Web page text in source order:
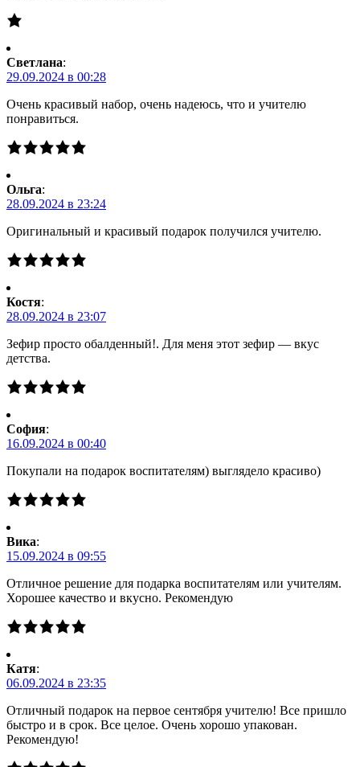
Светлана:
29.09.2024 в 00:28
Очень красивый набор, очень надеюсь, что и учителю
понравиться.
Ольга:
28.09.2024 в 23:24
Оригинальный и красивый подарок получился учителю.
Костя:
28.09.2024 в 23:07
Зефир просто обалденный!. Для меня этот зефир — вкус
детства.
Cофия:
16.09.2024 в 00:40
Покупали на подарок воспитателям) выглядело красиво)
Вика:
15.09.2024 в 09:55
Отличное решение для подарка воспитателям или учителям.
Хорошее качество и вкусно. Рекомендую
Катя:
06.09.2024 в 23:35
Отличный подарок на первое сентября учителю! Все пришло
быстро и в срок. Все целое. Очень хорошо упакован.
Рекомендую!